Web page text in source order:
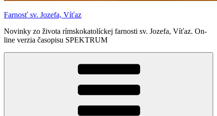
Farnosť sv. Jozefa, Víťaz
Novinky zo života rímskokatolíckej farnosti sv. Jozefa, Víťaz. On-
line verzia časopisu SPEKTRUM